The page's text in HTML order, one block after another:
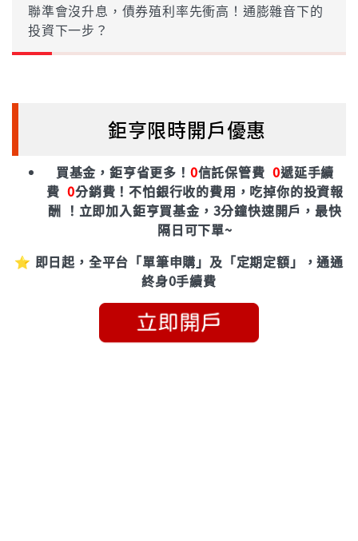
聯準會沒升息，債券殖利率先衝高！通膨雜音下的
投資下一步？
鉅亨限時開戶優惠
買基金，鉅亨省更多！ 0信託保管費0遞延手續
費0分銷費！不怕銀行收的費用，吃掉你的投資報
酬 ！立即加入鉅亨買基金，3分鐘快速開戶，最快
隔日可下單~
⭐ 即日起，全平台「單筆申購」及「定期定額」，通通
終身0手續費